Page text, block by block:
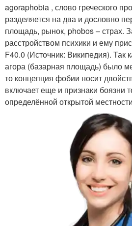
agoraphobia , слово греческого
разделяется на два и дословно
площадь, рынок, phobos – страх.
расстройством психики и ему
F40.0 (Источник: Википедия). Так
агора (базарная площадь) было
то концепция фобии носит
включает еще и признаки боязни
определённой открытой